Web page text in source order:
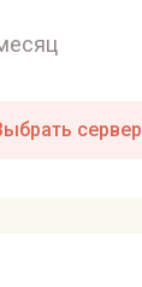
сервер